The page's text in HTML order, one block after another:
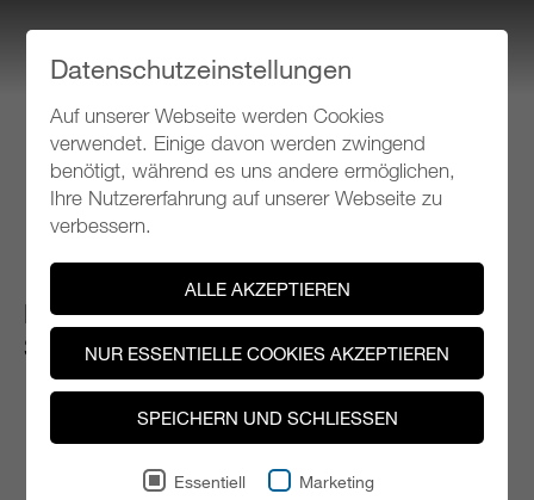
Klangspuren Schwaz
Programm 2012
DO 13.09.2012, 19 Uhr
Schwaz, Silbersaal im SZentrum
KLANGSPUREN FESTIVAL
ERÖFFNUNG
Datenschutzeinstellungen
Auf unserer Webseite werden Cookies
verwendet. Einige davon werden zwingend
benötigt, während es uns andere ermöglichen,
Ihre Nutzererfahrung auf unserer Webseite zu
verbessern.
ALLE AKZEPTIEREN
NUR ESSENTIELLE COOKIES AKZEPTIEREN
SPEICHERN UND SCHLIESSEN
Essentiell Marketing